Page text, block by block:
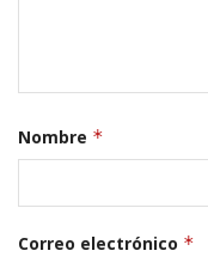
Nombre *
Correo electrónico *